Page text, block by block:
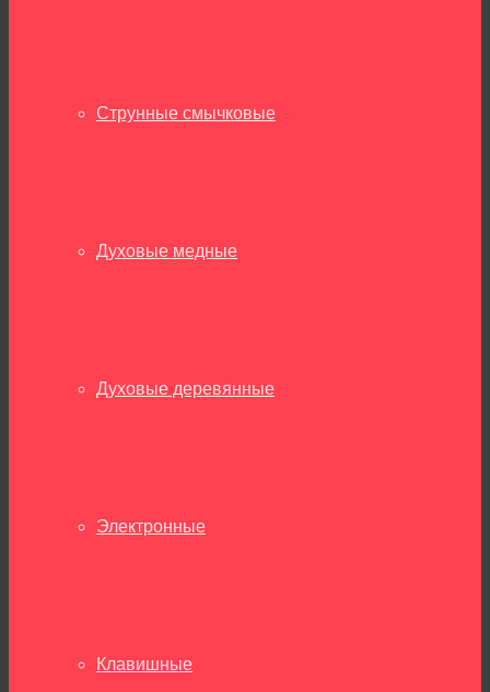
Струнные смычковые
Духовые медные
Духовые деревянные
Электронные
Клавишные